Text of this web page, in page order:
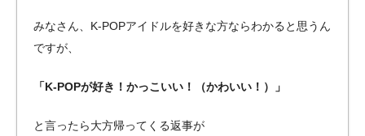
みなさん、K-POPアイドルを好きな方ならわかると思うん
ですが、
「K-POPが好き！かっこいい！（かわいい！）」
と言ったら大方帰ってくる返事が